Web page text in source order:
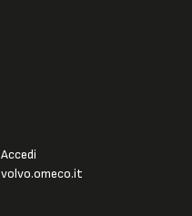
Accedi
volvo.omeco.it